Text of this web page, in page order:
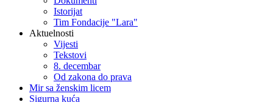
Istorijat
Tim Fondacije "Lara"
Aktuelnosti
Vijesti
Tekstovi
8. decembar
Od zakona do prava
Mir sa ženskim licem
Sigurna kuća